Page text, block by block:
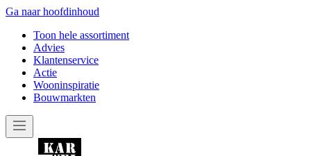
Ga naar hoofdinhoud
Toon hele assortiment
Advies
Klantenservice
Actie
Wooninspiratie
Bouwmarkten